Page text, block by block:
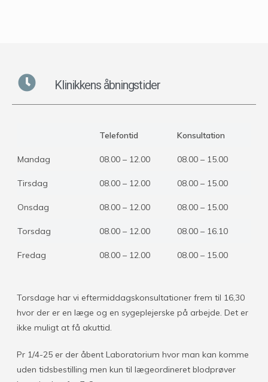
Klinikkens åbningstider
Telefontid Konsultation
Mandag 08.00 – 12.00 08.00 – 15.00
Tirsdag 08.00 – 12.00 08.00 – 15.00
Onsdag 08.00 – 12.00 08.00 – 15.00
Torsdag 08.00 – 12.00 08.00 – 16.10
Fredag 08.00 – 12.00 08.00 – 15.00
Torsdage har vi eftermiddagskonsultationer frem til 16,30
hvor der er en læge og en sygeplejerske på arbejde. Det er
ikke muligt at få akuttid.
Pr 1/4-25 er der åbent Laboratorium hvor man kan komme
uden tidsbestilling men kun til lægeordineret blodprøver